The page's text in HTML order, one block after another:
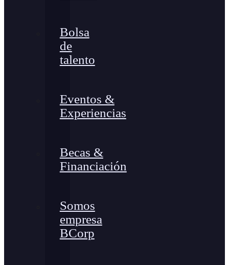
Bolsa
de
talento
Eventos &
Experiencias
Becas &
Financiación
Somos
empresa
BCorp